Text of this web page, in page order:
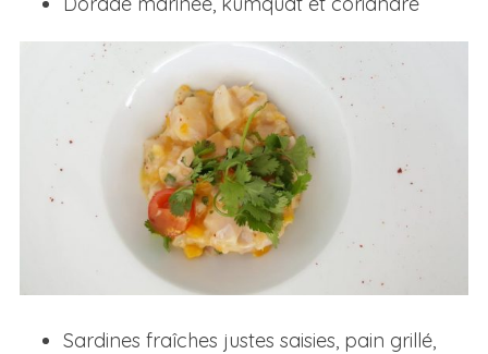
Sardines fraîches justes saisies, pain grillé,